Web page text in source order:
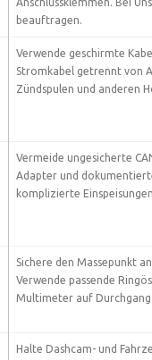
beauftragen.
Verwende geschirmte
Stromkabel getrennt von
Zündspulen und anderen
Vermeide ungesicherte
Adapter und
komplizierte
Sichere den Massepunkt
Verwende passende
Multimeter auf Durchgang.
Halte Dashcam- und